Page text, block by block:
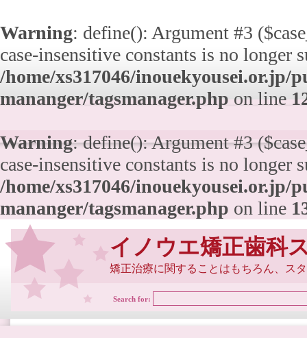
Warning: define(): Argument #3
case-insensitive constants is no longer
/home/xs317046/
mananger/tagsmanager.php on line
Warning: define(): Argument #3
case-insensitive constants is no longer
/home/xs317046/
mananger/tagsmanager.php on line
イノウエ矯正歯科
矯正治療に関することはもちろん、ス
Search for: